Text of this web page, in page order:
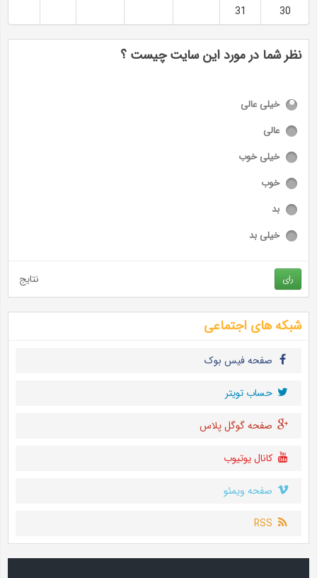
30
31
نظر شما در مورد این سایت چیست ؟
خیلی عالی
عالی
خیلی خوب
خوب
بد
خیلی بد
رای نتایج
شبکه های اجتماعی
صفحه فیس بوک
حساب تويتر
صفحه گوگل پلاس
کانال یوتیوب
صفحه ویمئو
RSS